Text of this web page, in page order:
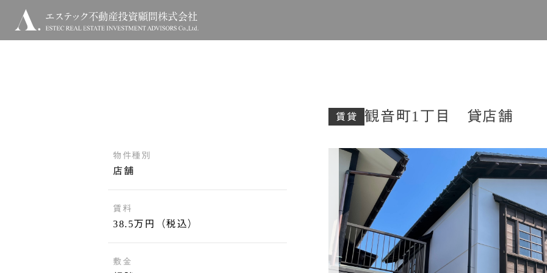
物件種別
店舗
賃料
38.5万円（税込）
敷金
賃貸 観音町1丁目 貸店舗